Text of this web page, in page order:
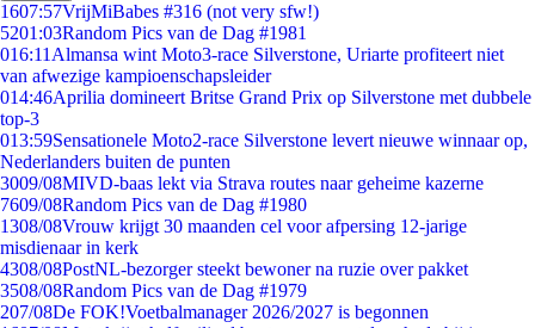
1607:57VrijMiBabes #316 (not very sfw!)
5201:03Random Pics van de Dag #1981
016:11 Almansa wint Moto3-race Silverstone, Uriarte profiteert niet
van afwezige kampioenschapsleider
014:46Aprilia domineert Britse Grand Prix op Silverstone met dubbele
top-3
013:59Sensationele Moto2-race Silverstone levert nieuwe winnaar op,
Nederlanders buiten de punten
3009/08MIVD-baas lekt via Strava routes naar geheime kazerne
7609/08Random Pics van de Dag #1980
1308/08Vrouw krijgt 30 maanden cel voor afpersing 12-jarige
misdienaar in kerk
4308/08PostNL-bezorger steekt bewoner na ruzie over pakket
3508/08Random Pics van de Dag #1979
207/08De FOK!Voetbalmanager 2026/2027 is begonnen